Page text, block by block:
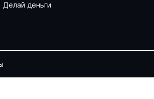
Делай деньги